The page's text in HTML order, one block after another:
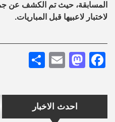
احدث الاخبار
لاختبار لاعبيها قبل المباريات.
Facebook
Mastodon
Email